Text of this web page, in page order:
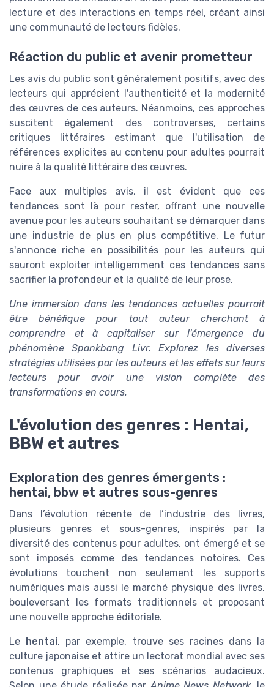
lecture et des interactions en temps réel, créant ainsi
une communauté de lecteurs fidèles.
Réaction du public et avenir prometteur
Les avis du public sont généralement positifs, avec des
lecteurs qui apprécient l'authenticité et la modernité
des œuvres de ces auteurs. Néanmoins, ces approches
suscitent également des controverses, certains
critiques littéraires estimant que l'utilisation de
références explicites au contenu pour adultes pourrait
nuire à la qualité littéraire des œuvres.
Face aux multiples avis, il est évident que ces
tendances sont là pour rester, offrant une nouvelle
avenue pour les auteurs souhaitant se démarquer dans
une industrie de plus en plus compétitive. Le futur
s'annonce riche en possibilités pour les auteurs qui
sauront exploiter intelligemment ces tendances sans
sacrifier la profondeur et la qualité de leur prose.
Une immersion dans les tendances actuelles pourrait
être bénéfique pour tout auteur cherchant à
comprendre et à capitaliser sur l'émergence du
phénomène Spankbang Livr. Explorez les diverses
stratégies utilisées par les auteurs et les effets sur leurs
lecteurs pour avoir une vision complète des
transformations en cours.
L'évolution des genres : Hentai,
BBW et autres
Exploration des genres émergents :
hentai, bbw et autres sous-genres
Dans l’évolution récente de l’industrie des livres,
plusieurs genres et sous-genres, inspirés par la
diversité des contenus pour adultes, ont émergé et se
sont imposés comme des tendances notoires. Ces
évolutions touchent non seulement les supports
numériques mais aussi le marché physique des livres,
bouleversant les formats traditionnels et proposant
une nouvelle approche éditoriale.
Le hentai, par exemple, trouve ses racines dans la
culture japonaise et attire un lectorat mondial avec ses
contenus graphiques et ses scénarios audacieux.